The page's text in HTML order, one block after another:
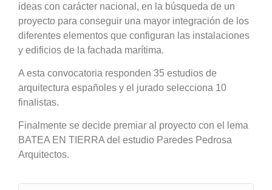
ideas con carácter nacional, en la búsqueda de un
proyecto para conseguir una mayor integración de los
diferentes elementos que configuran las instalaciones
y edificios de la fachada marítima.
A esta convocatoria responden 35 estudios de
arquitectura españoles y el jurado selecciona 10
finalistas.
Finalmente se decide premiar al proyecto con el lema
BATEA EN TIERRA del estudio Paredes Pedrosa
Arquitectos.